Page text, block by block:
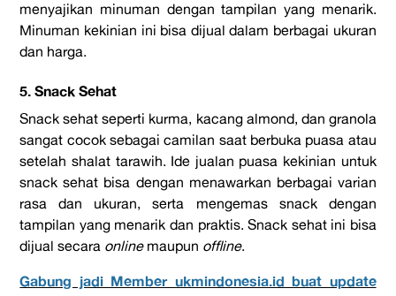
menyajikan minuman dengan tampilan yang menarik.
Minuman kekinian ini bisa dijual dalam berbagai ukuran
dan harga.
5. Snack Sehat
Snack sehat seperti kurma, kacang almond, dan granola
sangat cocok sebagai camilan saat berbuka puasa atau
setelah shalat tarawih. Ide jualan puasa kekinian untuk
snack sehat bisa dengan menawarkan berbagai varian
rasa dan ukuran, serta mengemas snack dengan
tampilan yang menarik dan praktis. Snack sehat ini bisa
dijual secara onlinemaupun offline.
Gabung jadi Member ukmindonesia.id buat update